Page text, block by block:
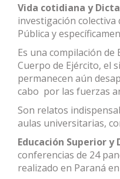
Vida cotidiana y
investigación
Pública y
Es una compilación
Cuerpo de Ejército, el
permanecen aún
cabo por las fuerzas
Son relatos
aulas universitarias,
Educación Superior
conferencias de 24
realizado en Paraná